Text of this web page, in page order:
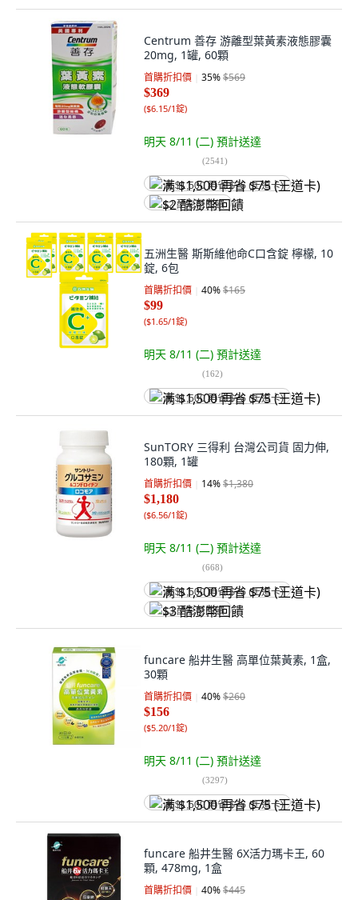
Centrum 善存 游離型葉黃素液態膠囊
20mg, 1罐, 60顆
首購折扣價 35%$569
$369
($6.15/1錠)
明天 8/11 (二) 預計送達
(2541)
满 $1,500 再省 $75 (王道卡)
$2 酷澎幣回饋
五洲生醫 斯斯維他命C口含錠 檸檬, 10
錠, 6包
首購折扣價 40%$165
$99
($1.65/1錠)
明天 8/11 (二) 預計送達
(162)
满 $1,500 再省 $75 (王道卡)
SunTORY 三得利 台灣公司貨 固力伸,
180顆, 1罐
首購折扣價 14%$1,380
$1,180
($6.56/1錠)
明天 8/11 (二) 預計送達
(668)
满 $1,500 再省 $75 (王道卡)
$3 酷澎幣回饋
funcare 船井生醫 高單位葉黃素, 1盒,
30顆
首購折扣價 40%$260
$156
($5.20/1錠)
明天 8/11 (二) 預計送達
(3297)
满 $1,500 再省 $75 (王道卡)
funcare 船井生醫 6X活力瑪卡王, 60
顆, 478mg, 1盒
首購折扣價 40%$445